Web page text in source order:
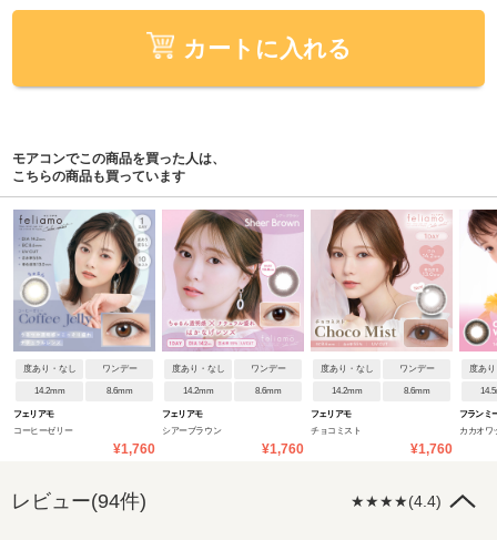
カートに入れる
モアコンでこの商品を買った人は、
こちらの商品も買っています
度あり・なし ワンデー
14.2mm 8.6mm
フェリアモ
コーヒーゼリー
¥1,760
度あり・なし ワンデー
14.2mm 8.6mm
フェリアモ
シアーブラウン
¥1,760
度あり・なし ワンデー
14.2mm 8.6mm
フェリアモ
チョコミスト
¥1,760
度あ
フランミ
カカオワ
レビュー(94件) ★★★★(4.4)